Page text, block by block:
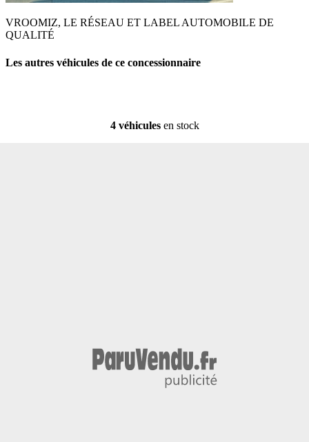
VROOMIZ, LE RÉSEAU ET LABEL AUTOMOBILE DE
QUALITÉ
Les autres véhicules de ce concessionnaire
4 véhiculesen stock